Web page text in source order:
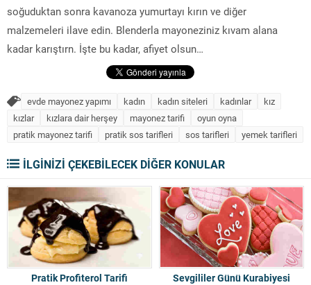
soğuduktan sonra kavanoza yumurtayı kırın ve diğer
malzemeleri ilave edin. Blenderla mayoneziniz kıvam alana
kadar karıştırn. İşte bu kadar, afiyet olsun…
evde mayonez yapımı kadın kadın siteleri kadınlar
kız
kızlar
kızlara dair herşey mayonez tarifi
oyun oyna
pratik mayonez tarifi
pratik sos tarifleri sos tarifleri yemek tarifleri
İLGİNİZİ ÇEKEBİLECEK DİĞER KONULAR
Pratik Profiterol Tarifi Sevgililer Günü Kurabiyesi